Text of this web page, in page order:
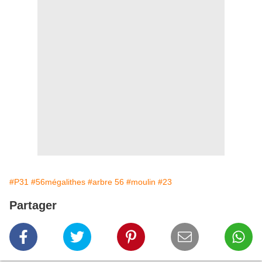
#P31 #56mégalithes #arbre 56 #moulin #23
Partager